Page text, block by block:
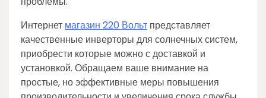
Интернет магазин 220 Вольт представляет
качественные инверторы для солнечных систем,
приобрести которые можно с доставкой и
установкой. Обращаем ваше внимание на
простые, но эффективные меры повышения